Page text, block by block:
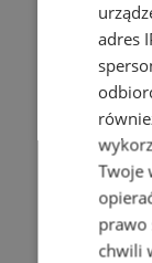
adres
Twoje
prawo
chwili